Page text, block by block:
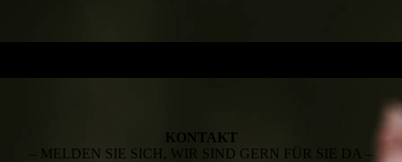
KONTAKT
– MELDEN SIE SICH, WIR SIND GERN FÜR SIE DA –